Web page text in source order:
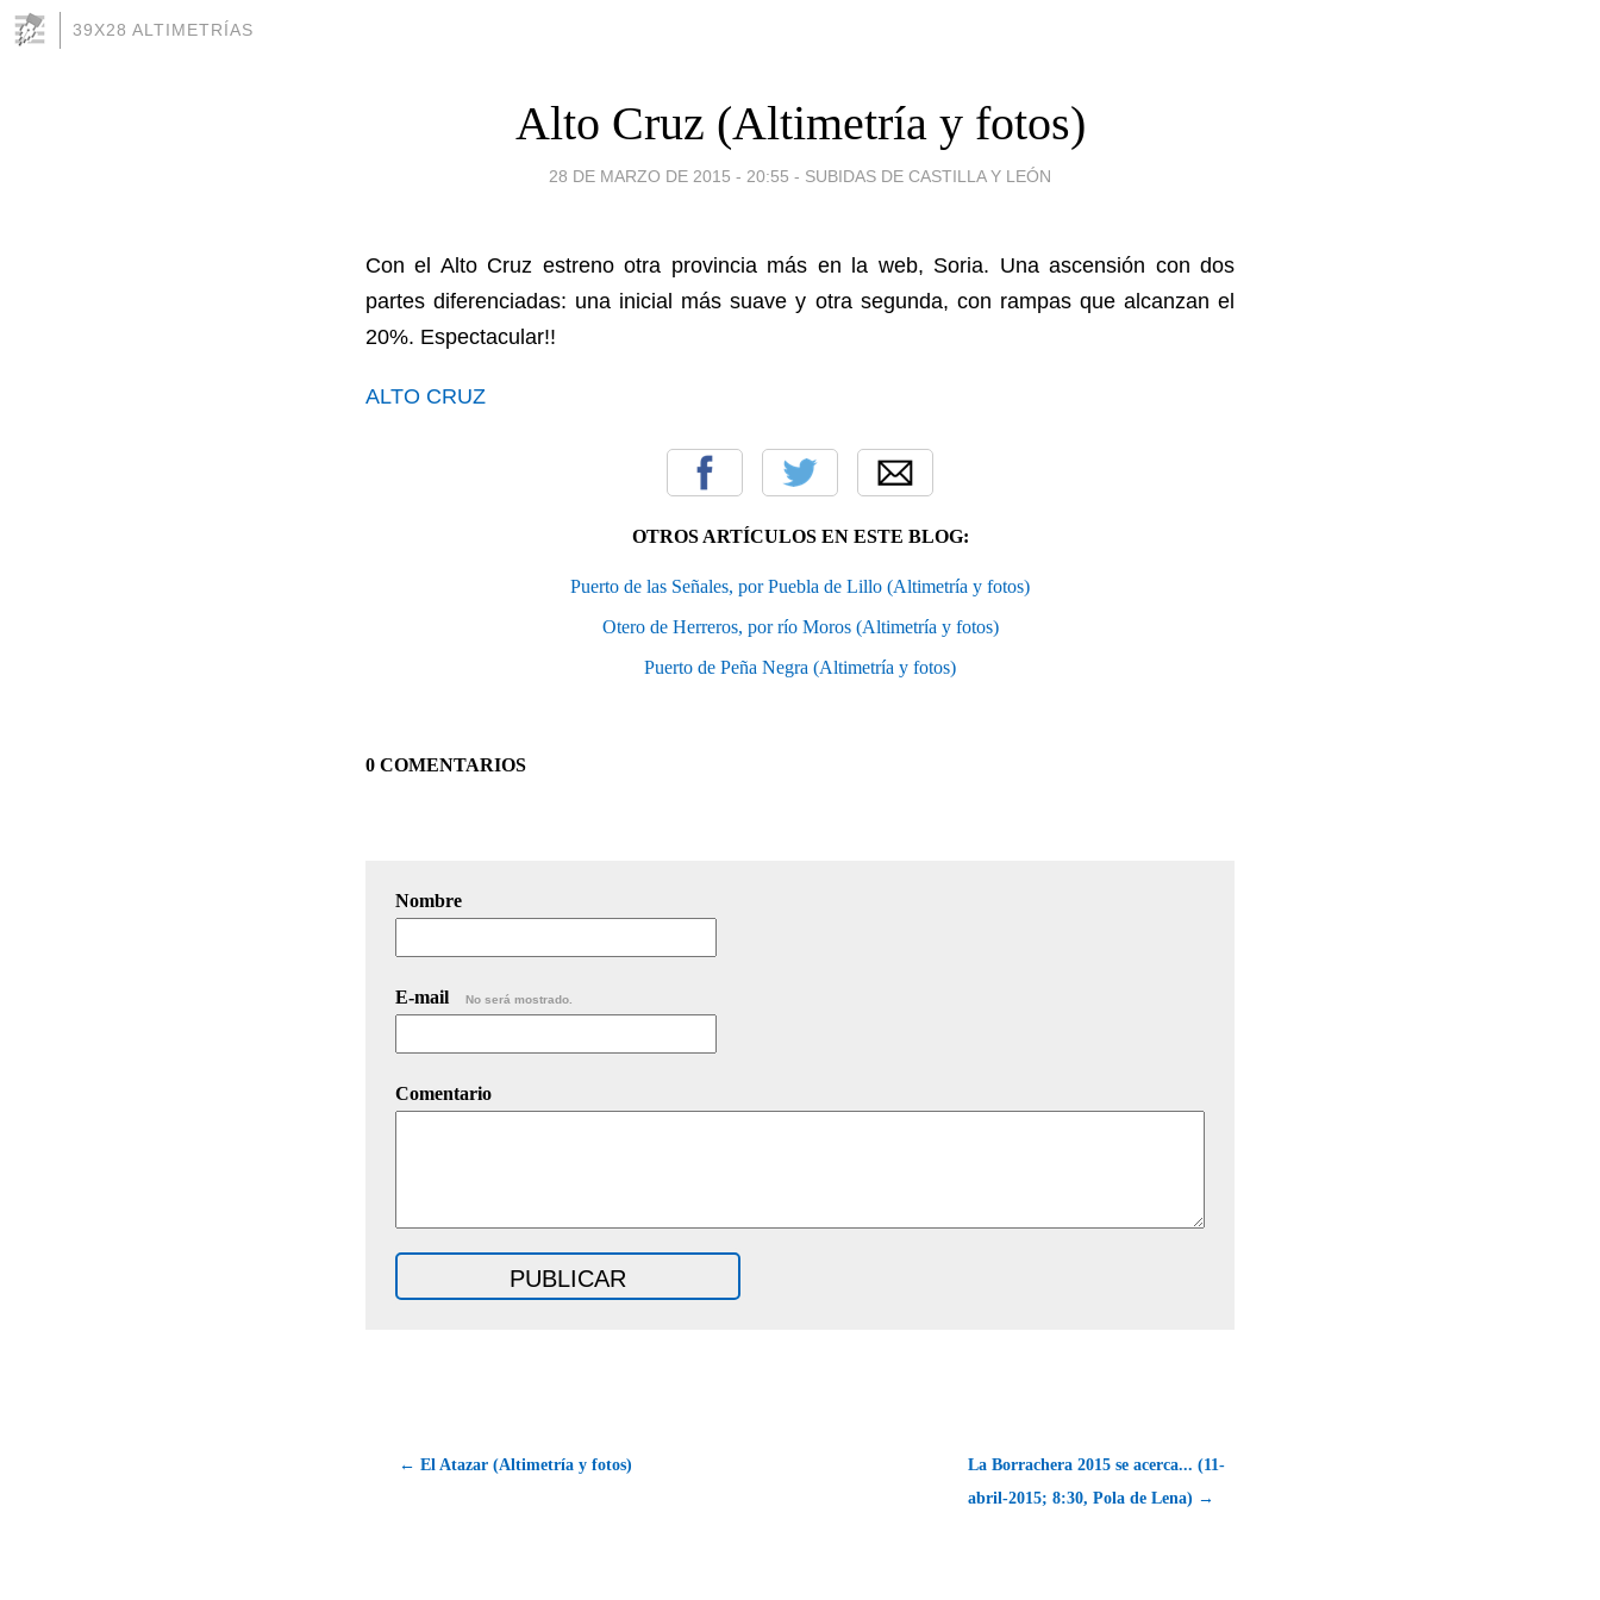
39X28 ALTIMETRÍAS
Alto Cruz (Altimetría y fotos)
28 DE MARZO DE 2015 - 20:55 - SUBIDAS DE CASTILLA Y LEÓN
Con el Alto Cruz estreno otra provincia más en la web, Soria. Una ascensión con dos
partes diferenciadas: una inicial más suave y otra segunda, con rampas que alcanzan el
20%. Espectacular!!
ALTO CRUZ
OTROS ARTÍCULOS EN ESTE BLOG:
Puerto de las Señales, por Puebla de Lillo (Altimetría y fotos)
Otero de Herreros, por río Moros (Altimetría y fotos)
Puerto de Peña Negra (Altimetría y fotos)
0 COMENTARIOS
Nombre
E-mail No será mostrado.
Comentario
← El Atazar (Altimetría y fotos)
La Borrachera 2015 se acerca... (11-
abril-2015; 8:30, Pola de Lena) →